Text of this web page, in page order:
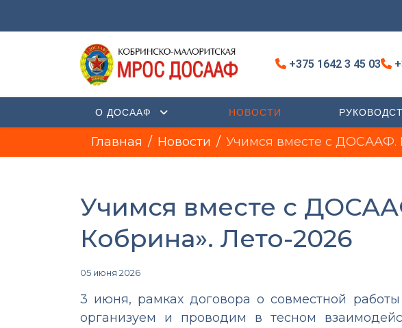
+375 1642 3 45 03
О ДОСААФ НОВОСТИ
Главная Новости Учимся вместе с ДОСААФ.
Учимся вместе с
Кобрина». Лето-2026
05 июня 2026
3 июня, рамках договора о совместной
организуем и проводим в тесном